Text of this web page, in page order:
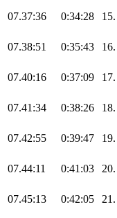
07.37:36 0:34:28 15.
07.38:51 0:35:43 16.
07.40:16 0:37:09 17.
07.41:34 0:38:26 18.
07.42:55 0:39:47 19.
07.44:11 0:41:03 20.
07.45:13 0:42:05 21.